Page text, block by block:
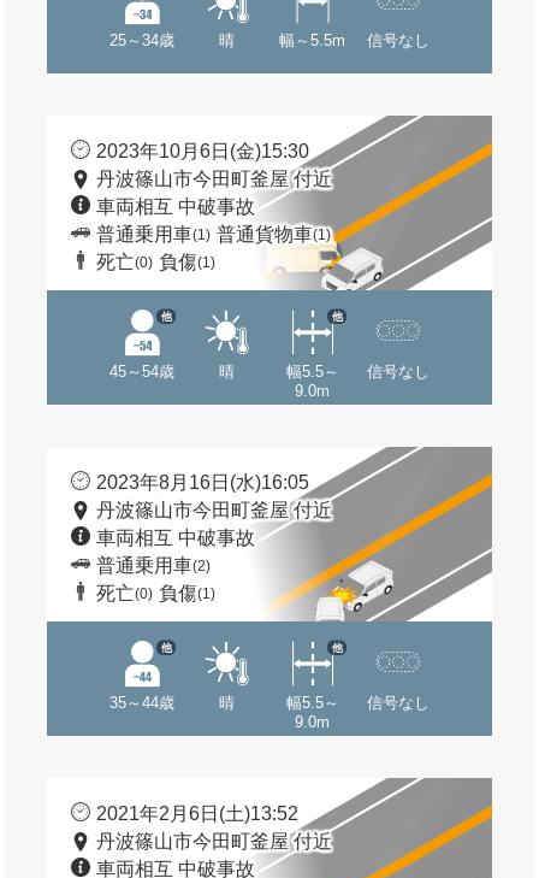
25～34歳 晴 幅～5.5m 信号なし
2023年10月6日(金)15:30
丹波篠山市今田町釜屋 付近
車両相互 中破事故
普通乗用車(1) 普通貨物車(1)
死亡(0) 負傷(1)
45～54歳
他
晴
幅5.5～
9.0m
他
信号なし
2023年8月16日(水)16:05
丹波篠山市今田町釜屋 付近
車両相互 中破事故
普通乗用車(2)
死亡(0) 負傷(1)
35～44歳
他
晴
幅5.5～
9.0m
他
信号なし
2021年2月6日(土)13:52
丹波篠山市今田町釜屋 付近
車両相互 中破事故